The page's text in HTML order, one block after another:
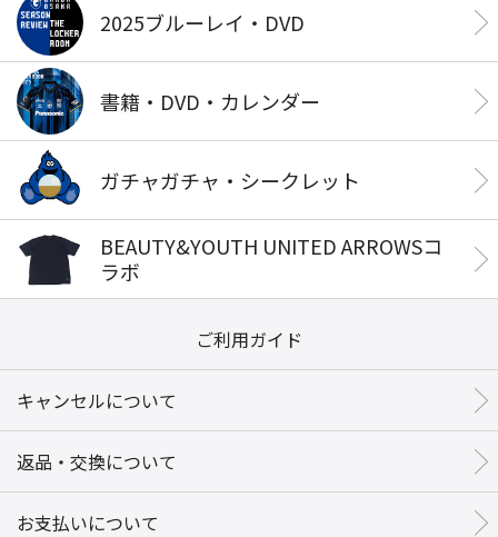
2025ブルーレイ・DVD
書籍・DVD・カレンダー
ガチャガチャ・シークレット
BEAUTY&YOUTH UNITED ARROWSコ
ラボ
ご利用ガイド
キャンセルについて
返品・交換について
お支払いについて